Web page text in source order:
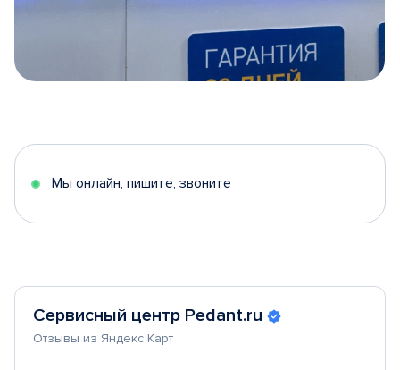
5
Мы онлайн, пишите, звоните
Сервисный центр Pedant.ru
Отзывы из Яндекс Карт